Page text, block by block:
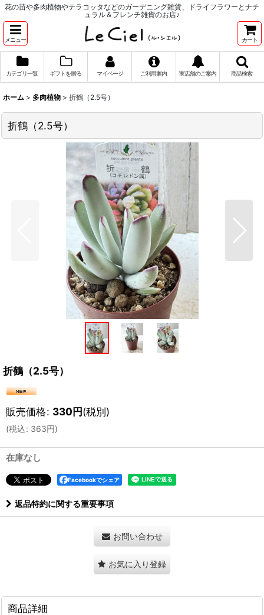
花の苗や多肉植物やテラコッタなどのガーデニング雑貨、ドライフラワーとナチ
ュラル＆フレンチ雑貨のお店♪
メニュー カート
カテゴリ一覧 ギフトを贈る マイページ ご利用案内 実店舗のご案内 商品検索
ホーム > 多肉植物 > 折鶴（2.5号）
折鶴（2.5号）
折鶴（2.5号）
販売価格: 330円(税別)
(税込: 363円)
在庫なし
Facebookでシェア
返品特約に関する重要事項
お問い合わせ
お気に入り登録
商品詳細